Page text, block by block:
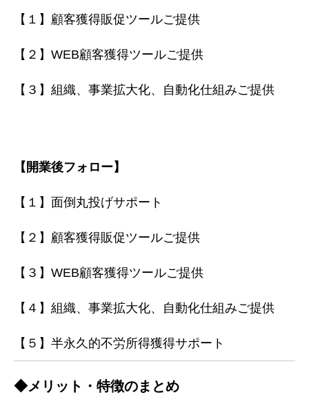
【１】顧客獲得販促ツールご提供
【２】WEB顧客獲得ツールご提供
【３】組織、事業拡大化、自動化仕組みご提供
【開業後フォロー】
【１】面倒丸投げサポート
【２】顧客獲得販促ツールご提供
【３】WEB顧客獲得ツールご提供
【４】組織、事業拡大化、自動化仕組みご提供
【５】半永久的不労所得獲得サポート
◆メリット・特徴のまとめ